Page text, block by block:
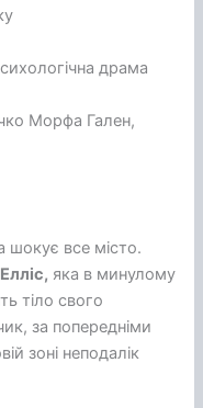
драма
Морфа Гален,
шокує все місто.
яка в минулому
тіло свого
за попередніми
зоні неподалік